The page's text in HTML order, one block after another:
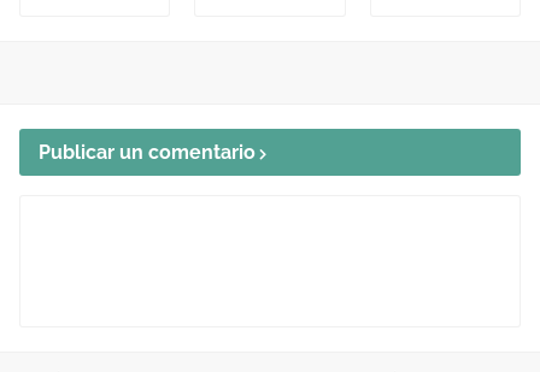
Publicar un comentario